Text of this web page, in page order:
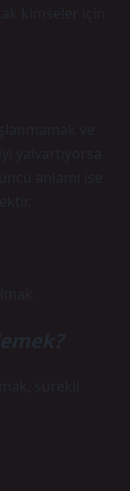
kimseler için
ve
yalvartıyorsa
anlamı ise
sürekli